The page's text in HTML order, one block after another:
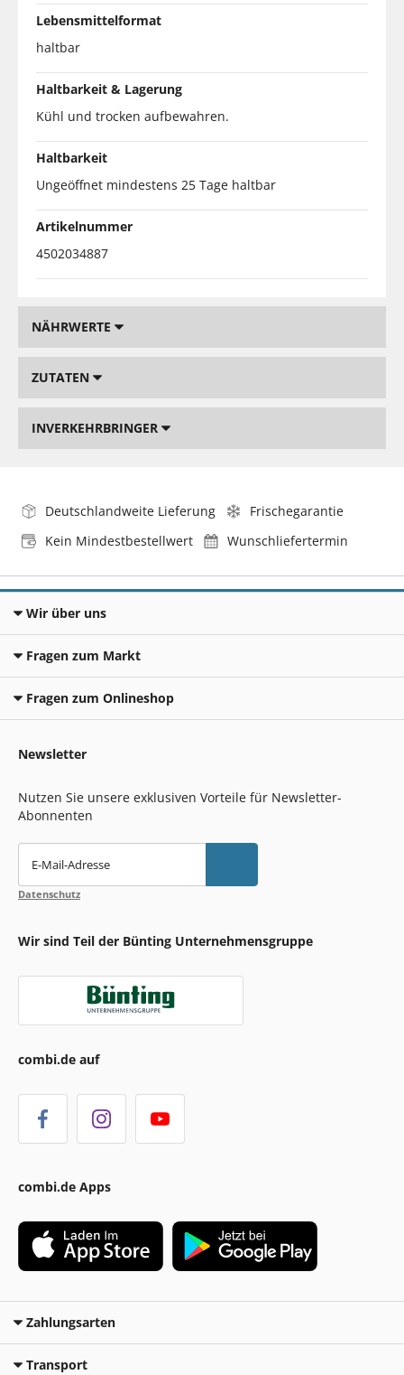
Lebensmittelformat
haltbar
Haltbarkeit & Lagerung
Kühl und trocken aufbewahren.
Haltbarkeit
Ungeöffnet mindestens 25 Tage haltbar
Artikelnummer
4502034887
NÄHRWERTE
ZUTATEN
INVERKEHRBRINGER
Deutschlandweite Lieferung
Frischegarantie
Kein Mindestbestellwert
Wunschliefertermin
Wir über uns
Fragen zum Markt
Fragen zum Onlineshop
Newsletter
Nutzen Sie unsere exklusiven Vorteile für Newsletter-
Abonnenten
E-Mail-Adresse
Datenschutz
Wir sind Teil der Bünting Unternehmensgruppe
combi.de auf
combi.de Apps
Zahlungsarten
Transport